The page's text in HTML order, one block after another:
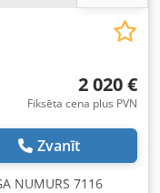
2 020 €
Fiksēta cena plus PVN
Zvanīt
NUMURS 7116